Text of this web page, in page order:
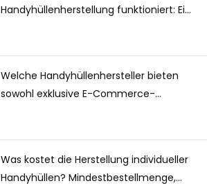
Handyhüllenherstellung funktioniert: Ein
Welche Handyhüllenhersteller bieten
sowohl exklusive E-Commerce-
Was kostet die Herstellung individueller
Handyhüllen? Mindestbestellmenge,